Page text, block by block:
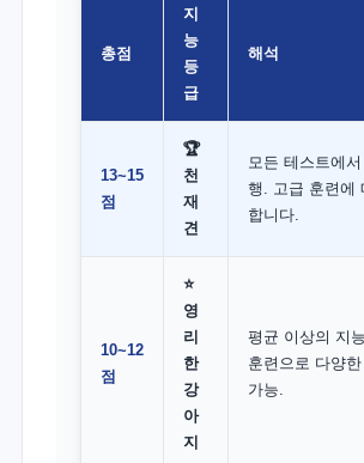
총점
지
능
등
급
해석
13~15
점
🏆
천
재
견
모든 테스트에
행. 고급 훈련에
합니다.
10~12
점
⭐
영
리
한
강
아
지
평균 이상의 지
훈련으로 다양
가능.